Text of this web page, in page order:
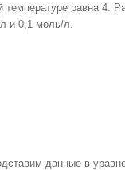
температуре равна 4.
и 0,1 моль/л.
данные в